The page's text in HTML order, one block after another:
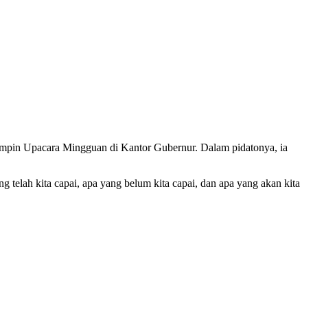
Upacara Mingguan di Kantor Gubernur. Dalam pidatonya, ia
telah kita capai, apa yang belum kita capai, dan apa yang akan kita